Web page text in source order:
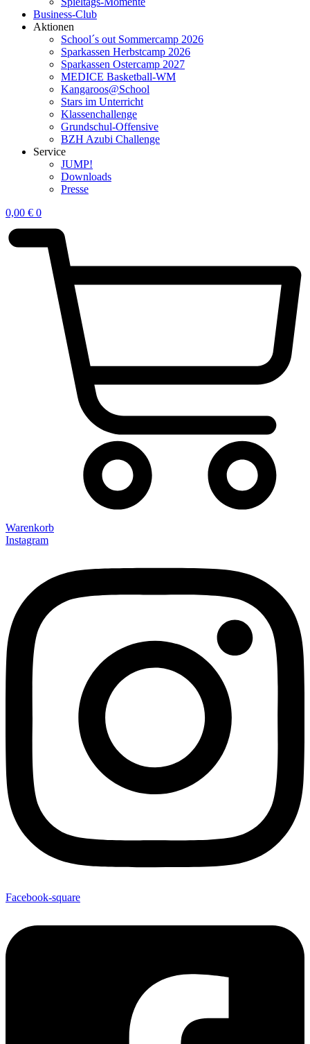
Business-Club
Aktionen
School´s out Sommercamp 2026
Sparkassen Herbstcamp 2026
Sparkassen Ostercamp 2027
MEDICE Basketball-WM
Kangaroos@School
Stars im Unterricht
Klassenchallenge
Grundschul-Offensive
BZH Azubi Challenge
Service
JUMP!
Downloads
Presse
0,00 € 0
Warenkorb
Instagram
Facebook-square